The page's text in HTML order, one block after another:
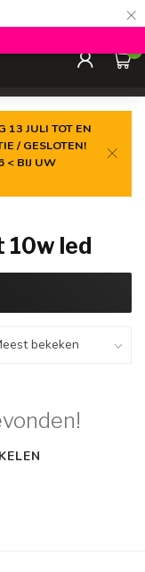
×
0
13 JULI TOT EN
/ GESLOTEN!
< BIJ UW
10w led